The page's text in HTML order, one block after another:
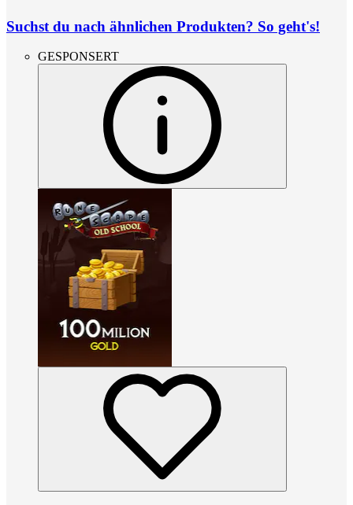
Suchst du nach ähnlichen Produkten? So geht's!
GESPONSERT